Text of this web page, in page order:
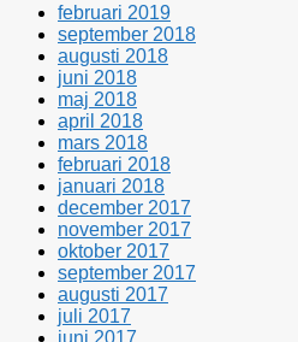
februari 2019
september 2018
augusti 2018
juni 2018
maj 2018
april 2018
mars 2018
februari 2018
januari 2018
december 2017
november 2017
oktober 2017
september 2017
augusti 2017
juli 2017
juni 2017